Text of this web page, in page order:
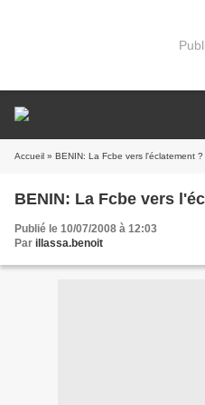
Accueil » BENIN: La Fcbe vers l'éclatement ?
BENIN: La Fcbe vers
Publié le 10/07/2008 à 12:03
Par illassa.benoit